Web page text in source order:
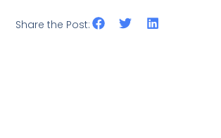
Share the Post: